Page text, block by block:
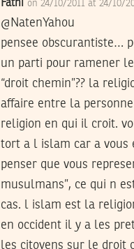
Fathi on 24/10/2011 at 24/10/
@NatenYahou
pensee obscurantiste…
un parti pour ramener
“droit chemin”?? la
affaire entre la
religion en qui il croit.
tort a l islam car a vous
penser que vous
musulmans”, ce qui n
cas. l islam est la
en occident il y a les
les citoyens sur le droit